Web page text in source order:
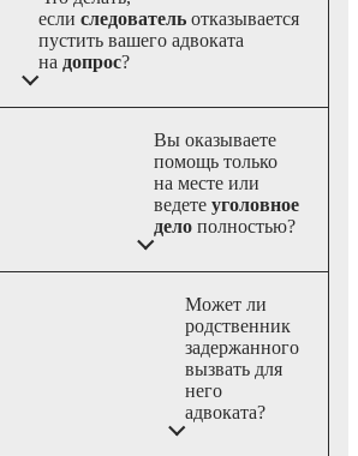
если следователь отказывается
пустить вашего адвоката
на допрос?
Вы оказываете
помощь только
на месте или
ведете уголовное
дело полностью?
Может ли
родственник
задержанного
вызвать для
него
адвоката?